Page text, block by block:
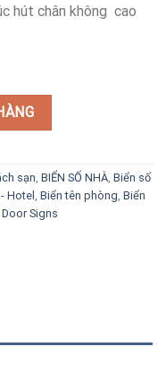
hút chân không cao
lạ số lượng
sạn BIỂN SỐ NHÀ Biển số
Hotel Biển tên phòng Biển
Signs